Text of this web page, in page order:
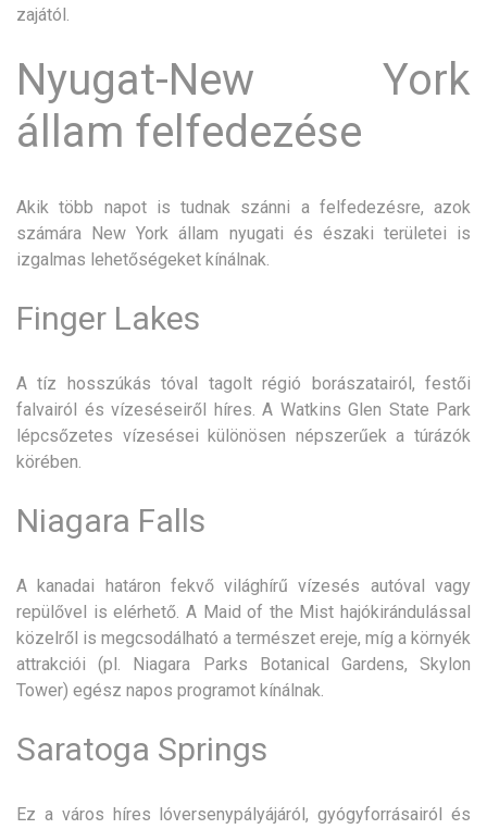
zajától.
Nyugat-New York
állam felfedezése
Akik több napot is tudnak szánni a felfedezésre, azok
számára New York állam nyugati és északi területei is
izgalmas lehetőségeket kínálnak.
Finger Lakes
A tíz hosszúkás tóval tagolt régió borászatairól, festői
falvairól és vízeséseiről híres. A Watkins Glen State Park
lépcsőzetes vízesései különösen népszerűek a túrázók
körében.
Niagara Falls
A kanadai határon fekvő világhírű vízesés autóval vagy
repülővel is elérhető. A Maid of the Mist hajókirándulással
közelről is megcsodálható a természet ereje, míg a környék
attrakciói (pl. Niagara Parks Botanical Gardens, Skylon
Tower) egész napos programot kínálnak.
Saratoga Springs
Ez a város híres lóversenypályájáról, gyógyforrásairól és